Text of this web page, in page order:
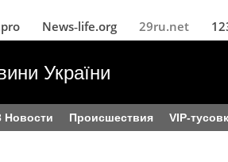
News‑life.org 29ru.net
України
Новости Происшествия VIP-